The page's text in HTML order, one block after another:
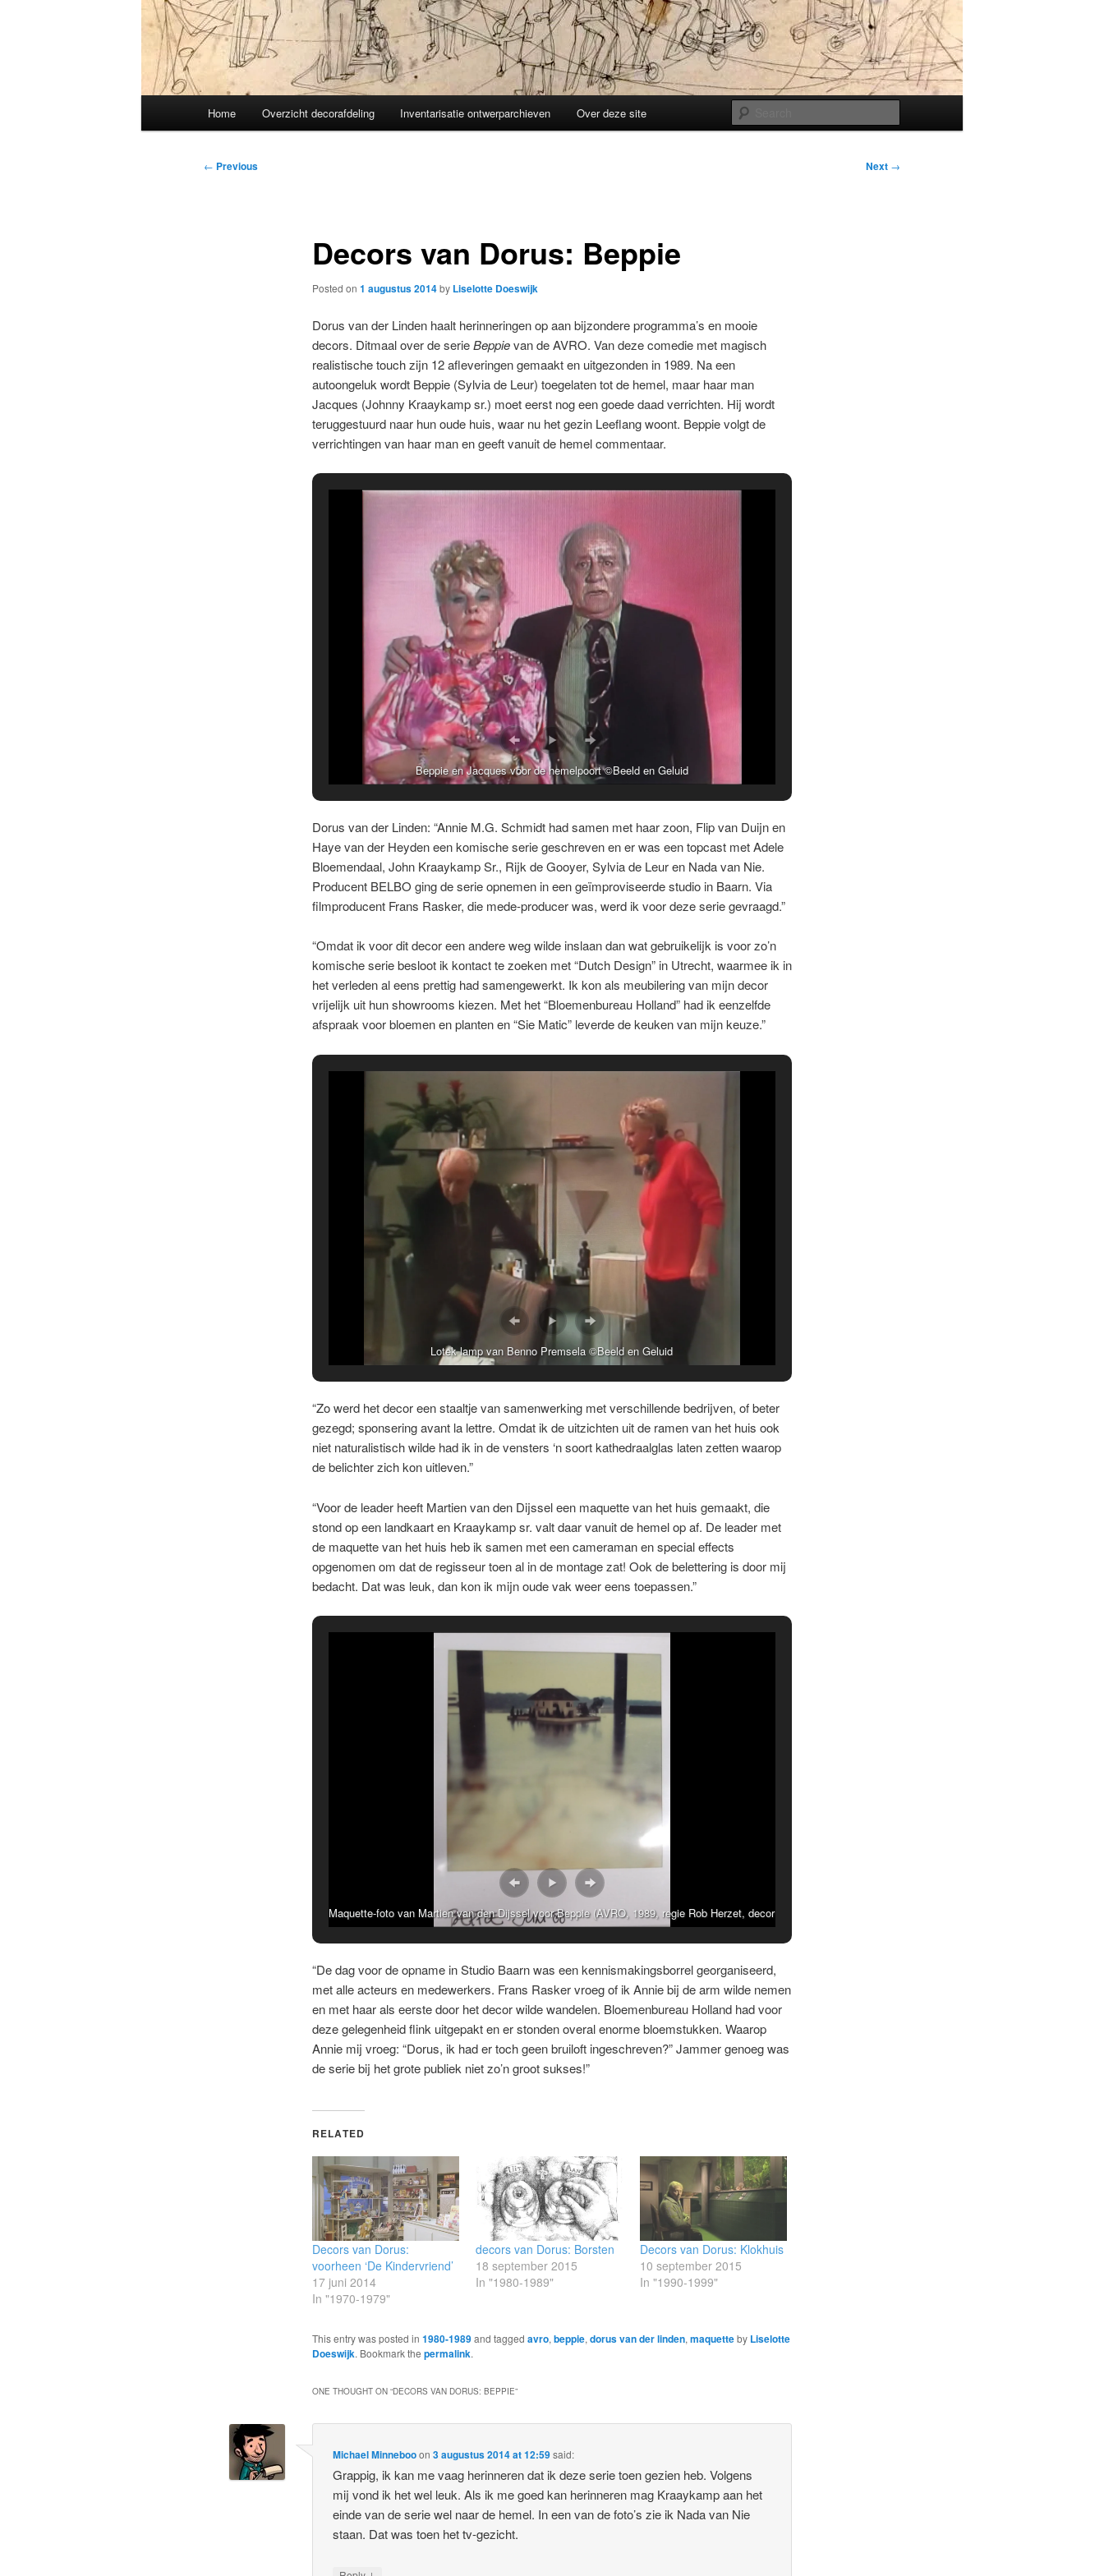
Home Overzicht decorafdeling Inventarisatie ontwerparchieven Over deze site
Post
← Previous Next →
Decors van Dorus: Beppie
Posted on 1 augustus 2014by Liselotte Doeswijk
Dorus van der Linden haalt herinneringen op aan bijzondere programma’s en mooie
decors. Ditmaal over de serieBeppievan de AVRO. Van deze comedie met magisch
realistische touch zijn 12 afleveringen gemaakt en uitgezonden in 1989. Na een
autoongeluk wordt Beppie (Sylvia de Leur) toegelaten tot de hemel, maar haar man
Jacques (Johnny Kraaykamp sr.) moet eerst nog een goede daad verrichten. Hij wordt
teruggestuurd naar hun oude huis, waar nu het gezin Leeflang woont. Beppie volgt de
verrichtingen van haar man en geeft vanuit de hemel commentaar.
Beppie en Jacques voor de hemelpoort ©Beeld en Geluid
Dorus van der Linden: “Annie M.G. Schmidt had samen met haar zoon, Flip van Duijn en
Haye van der Heyden een komische serie geschreven en er was een topcast met Adele
Bloemendaal, John Kraaykamp Sr., Rijk de Gooyer, Sylvia de Leur en Nada van Nie.
Producent BELBO ging de serie opnemen in een geïmproviseerde studio in Baarn. Via
filmproducent Frans Rasker, die mede-producer was, werd ik voor deze serie gevraagd.”
“Omdat ik voor dit decor een andere weg wilde inslaan dan wat gebruikelijk is voor zo’n
komische serie besloot ik kontact te zoeken met “Dutch Design” in Utrecht, waarmee ik in
het verleden al eens prettig had samengewerkt. Ik kon als meubilering van mijn decor
vrijelijk uit hun showrooms kiezen. Met het “Bloemenbureau Holland” had ik eenzelfde
afspraak voor bloemen en planten en “Sie Matic” leverde de keuken van mijn keuze.”
Lotek lamp van Benno Premsela ©Beeld en Geluid
“Zo werd het decor een staaltje van samenwerking met verschillende bedrijven, of beter
gezegd; sponsering avant la lettre. Omdat ik de uitzichten uit de ramen van het huis ook
niet naturalistisch wilde had ik in de vensters ‘n soort kathedraalglas laten zetten waarop
de belichter zich kon uitleven.”
“Voor de leader heeft Martien van den Dijssel een maquette van het huis gemaakt, die
stond op een landkaart en Kraaykamp sr. valt daar vanuit de hemel op af. De leader met
de maquette van het huis heb ik samen met een cameraman en special effects
opgenomen om dat de regisseur toen al in de montage zat! Ook de belettering is door mij
bedacht. Dat was leuk, dan kon ik mijn oude vak weer eens toepassen.”
Maquette-foto van Martien van den Dijssel voor Beppie (AVRO, 1989, regie Rob Herzet, decor
“De dag voor de opname in Studio Baarn was een kennismakingsborrel georganiseerd,
met alle acteurs en medewerkers. Frans Rasker vroeg of ik Annie bij de arm wilde nemen
en met haar als eerste door het decor wilde wandelen. Bloemenbureau Holland had voor
deze gelegenheid flink uitgepakt en er stonden overal enorme bloemstukken. Waarop
Annie mij vroeg: “Dorus, ik had er toch geen bruiloft ingeschreven?” Jammer genoeg was
de serie bij het grote publiek niet zo’n groot sukses!”
RELATED
Decors van Dorus:
voorheen ‘De Kindervriend’
17 juni 2014
In "1970-1979"
decors van Dorus: Borsten
18 september 2015
In "1980-1989"
Decors van Dorus: Klokhuis
10 september 2015
In "1990-1999"
This entry was posted in 1980-1989and tagged avro, beppie, dorus van der linden, maquetteby Liselotte
Doeswijk. Bookmark the permalink.
ONE THOUGHT ON “DECORS VAN DORUS: BEPPIE”
Michael Minnebooon3 augustus 2014 at 12:59said:
Grappig, ik kan me vaag herinneren dat ik deze serie toen gezien heb. Volgens
mij vond ik het wel leuk. Als ik me goed kan herinneren mag Kraaykamp aan het
einde van de serie wel naar de hemel. In een van de foto’s zie ik Nada van Nie
staan. Dat was toen het tv-gezicht.